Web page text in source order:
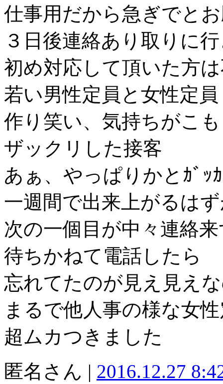
仕事用だから急ぎでと
３日後連絡あり取りに
初め対応して頂いた方
若い男性定員と女性定員
作り笑い、気持ちがこ
ザックリした接客
あぁ、やっぱりかとｶﾞｯ
一週間で出来上がるは
次の一個目が中々連絡
待ちかねて電話したら
忘れてたのが見え見え
まるで他人事の様な女
超ムカつきました
匿名さん | 2016.12.27